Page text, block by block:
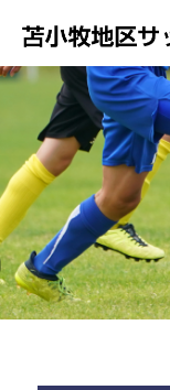
HOME
協会概要
大会･委